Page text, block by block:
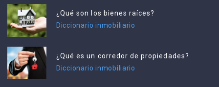
¿Qué son los bienes raíces?
Diccionario inmobiliario
¿Qué es un corredor de propiedades?
Diccionario inmobiliario